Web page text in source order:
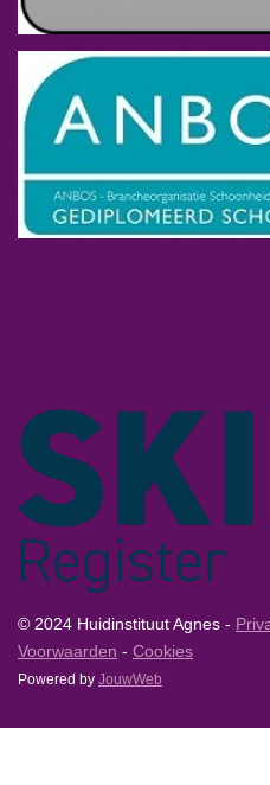
© 2024 Huidinstituut Agnes -
Voorwaarden - Cookies
Powered by JouwWeb